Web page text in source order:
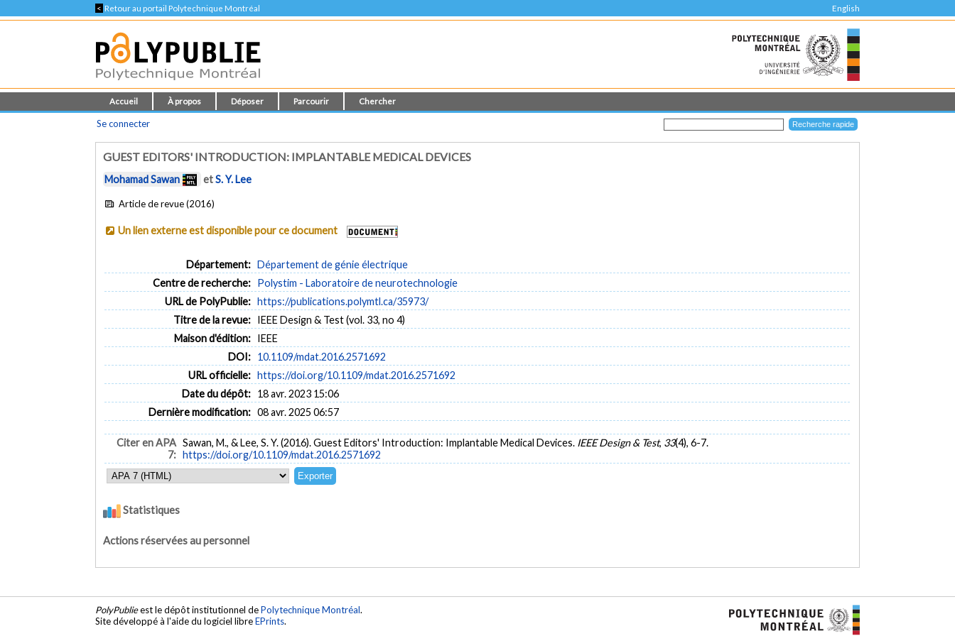
< Retour au portail Polytechnique Montréal English
Accueil À propos Déposer Parcourir Chercher
Se connecter
GUEST EDITORS' INTRODUCTION: IMPLANTABLE MEDICAL DEVICES
Mohamad Sawan etS. Y. Lee
Article de revue (2016)
Un lien externe est disponible pour ce document
Département: Département de génie électrique
Centre de recherche: Polystim - Laboratoire de neurotechnologie
URL de PolyPublie: https://publications.polymtl.ca/35973/
Titre de la revue: IEEE Design & Test (vol. 33, no 4)
Maison d'édition: IEEE
DOI: 10.1109/mdat.2016.2571692
URL officielle: https://doi.org/10.1109/mdat.2016.2571692
Date du dépôt: 18 avr. 2023 15:06
Dernière modification: 08 avr. 2025 06:57
Citer en APA
7:
Sawan, M., & Lee, S. Y. (2016). Guest Editors' Introduction: Implantable Medical Devices. IEEE Design & Test, 33(4), 6-7.
https://doi.org/10.1109/mdat.2016.2571692
Statistiques
Actions réservées au personnel
PolyPublieest le dépôt institutionnel dePolytechnique Montréal.
Site développé à l'aide du logiciel libreEPrints.